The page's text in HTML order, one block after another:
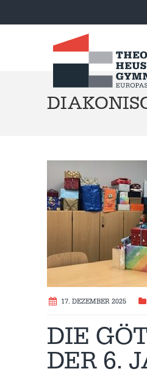
17. DEZEMBER 2025
DIE
DER 6.